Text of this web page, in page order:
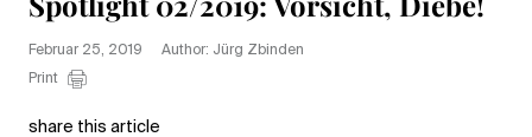
Februar 25, 2019
Author: Jürg Zbinden
Print
share this article